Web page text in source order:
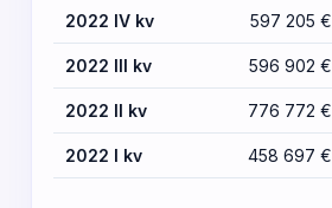
2022 IV kv 597 205 €
2022 III kv 596 902 €
2022 II kv 776 772 €
2022 I kv 458 697 €